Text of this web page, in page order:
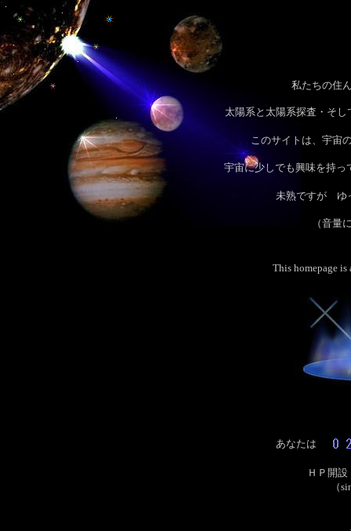
私たちの住
太陽系と太陽系探査・そ
このサイトは、宇宙
宇宙に少しでも興味を持っ
未熟ですが ゆ
（音量
This homepage is
あなたは
ＨＰ開
（